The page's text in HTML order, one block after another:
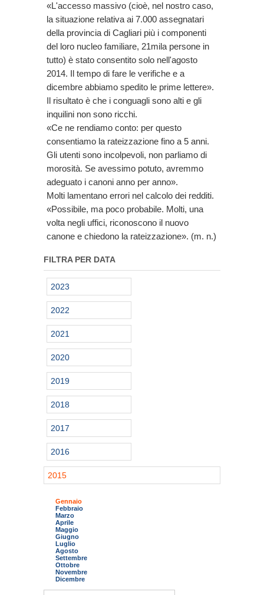
«L'accesso massivo (cioè, nel nostro caso,
la situazione relativa ai 7.000 assegnatari
della provincia di Cagliari più i componenti
del loro nucleo familiare, 21mila persone in
tutto) è stato consentito solo nell'agosto
2014. Il tempo di fare le verifiche e a
dicembre abbiamo spedito le prime lettere».
Il risultato è che i conguagli sono alti e gli
inquilini non sono ricchi.
«Ce ne rendiamo conto: per questo
consentiamo la rateizzazione fino a 5 anni.
Gli utenti sono incolpevoli, non parliamo di
morosità. Se avessimo potuto, avremmo
adeguato i canoni anno per anno».
Molti lamentano errori nel calcolo dei redditi.
«Possibile, ma poco probabile. Molti, una
volta negli uffici, riconoscono il nuovo
canone e chiedono la rateizzazione». (m. n.)
FILTRA PER DATA
2023
2022
2021
2020
2019
2018
2017
2016
2015
Gennaio
Febbraio
Marzo
Aprile
Maggio
Giugno
Luglio
Agosto
Settembre
Ottobre
Novembre
Dicembre